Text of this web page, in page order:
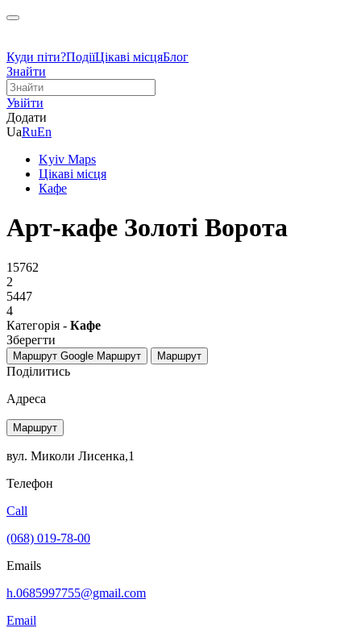
Куди піти?ПодіїЦікаві місцяБлог
Знайти
Увійти
Додати
UaRuEn
Kyiv Maps
Цікаві місця
Кафе
Арт-кафе Золоті Ворота
15762
2
5447
4
Категорія - Кафе
Зберегти
Маршрут Google Маршрут Маршрут
Поділитись
Адреса
Маршрут
вул. Миколи Лисенка,1
Телефон
Call
(068) 019-78-00
Emails
h.0685997755@gmail.com
Email